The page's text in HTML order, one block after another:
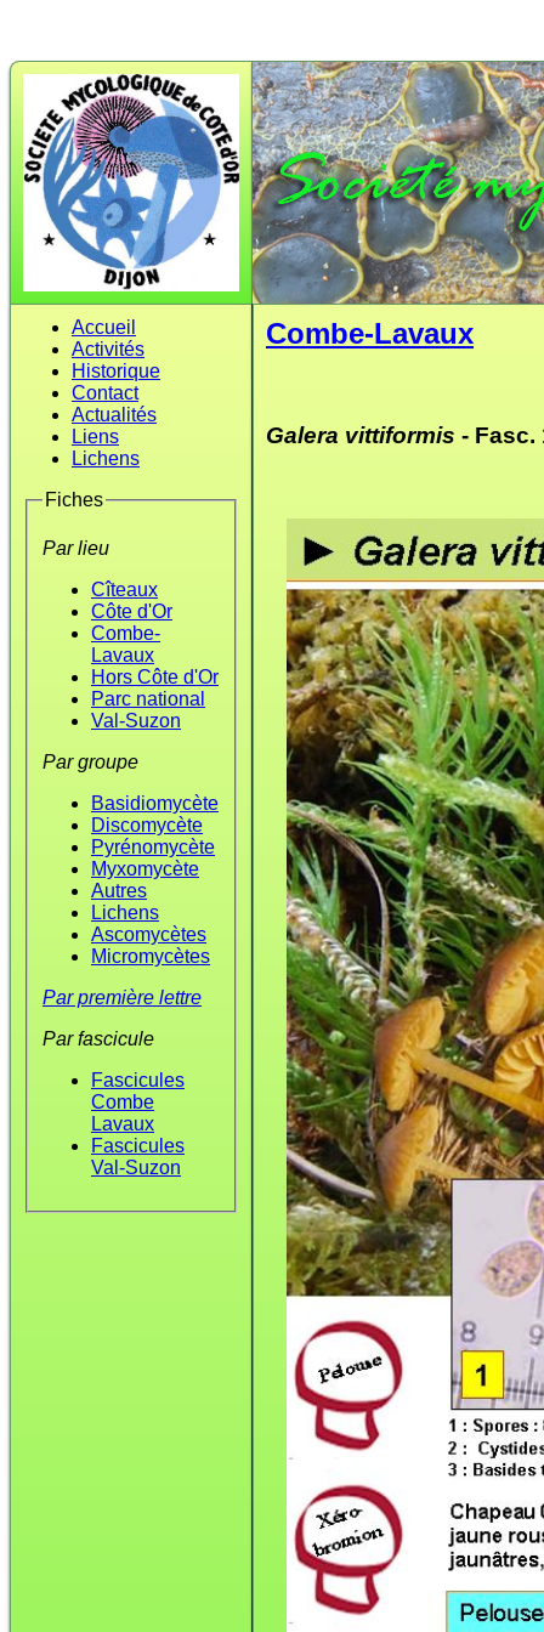
Accueil
Activités
Historique
Contact
Actualités
Liens
Lichens
Fiches
Par lieu
Cîteaux
Côte d'Or
Combe-
Lavaux
Hors Côte d'Or
Parc national
Val-Suzon
Par groupe
Basidiomycète
Discomycète
Pyrénomycète
Myxomycète
Autres
Lichens
Ascomycètes
Micromycètes
Par première lettre
Par fascicule
Fascicules
Combe
Lavaux
Fascicules
Val-Suzon
Combe-Lavaux
Galera vittiformis - Fasc.